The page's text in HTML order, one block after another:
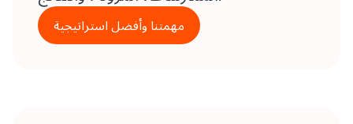
مهمتنا وأفضل استراتيجية